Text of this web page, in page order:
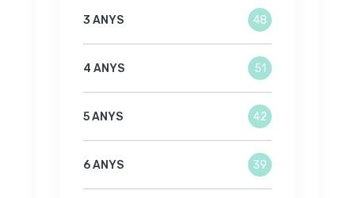
3 ANYS 48
4 ANYS 51
5 ANYS 42
6 ANYS 39